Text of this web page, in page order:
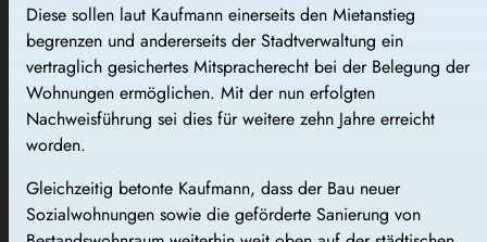
Diese sollen laut Kaufmann einerseits den Mietanstieg
begrenzen und andererseits der Stadtverwaltung ein
vertraglich gesichertes Mitspracherecht bei der Belegung der
Wohnungen ermöglichen. Mit der nun erfolgten
Nachweisführung sei dies für weitere zehn Jahre erreicht
worden.
Gleichzeitig betonte Kaufmann, dass der Bau neuer
Sozialwohnungen sowie die geförderte Sanierung von